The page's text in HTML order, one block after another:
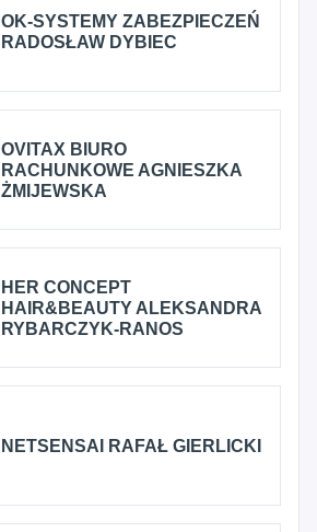
OK-SYSTEMY ZABEZPIECZEŃ
RADOSŁAW DYBIEC
OVITAX BIURO
RACHUNKOWE AGNIESZKA
ŻMIJEWSKA
HER CONCEPT
HAIR&BEAUTY ALEKSANDRA
RYBARCZYK-RANOS
NETSENSAI RAFAŁ GIERLICKI